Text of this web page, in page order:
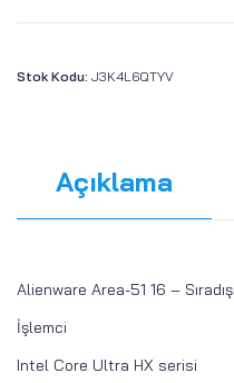
Stok Kodu: J3K4L6QTYV
Açıklama
Alienware Area-51 16 –
İşlemci
Intel Core Ultra HX serisi